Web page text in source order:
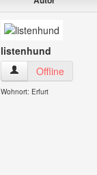
listenhund
listenhund
Offline
Wohnort: Erfurt